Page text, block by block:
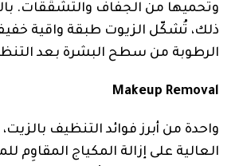
وتحميها من الجفاف والتشقّقات.
ذلك، تُشكّل الزيوت طبقة واقية
الرطوبة من سطح البشرة بعد
Makeup Removal
واحدة من أبرز فوائد التنظيف
العالية على إزالة المكياج المقاوِم